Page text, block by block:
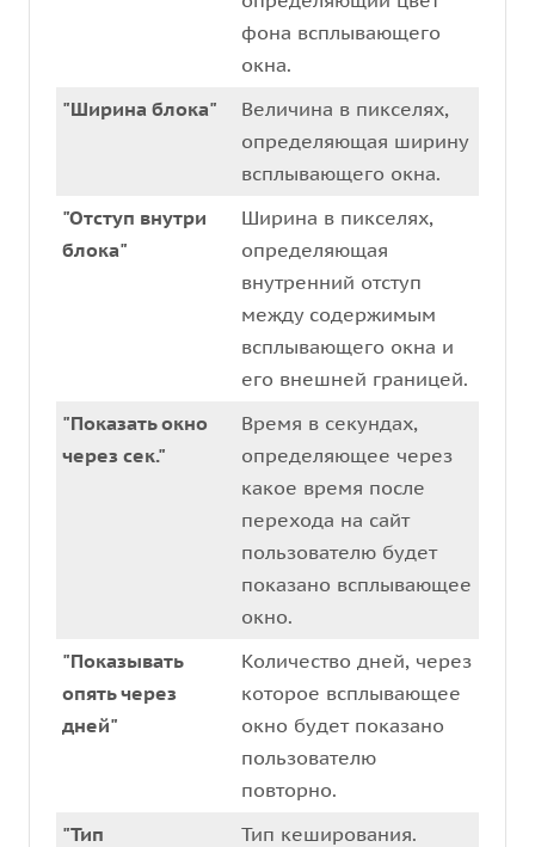
фона всплывающего
окна.
"Ширина блока"
Величина в пикселях,
определяющая ширину
всплывающего окна.
"Отступ внутри
блока"
Ширина в пикселях,
определяющая
внутренний отступ
между содержимым
всплывающего окна и
его внешней границей.
"Показать окно
через сек."
Время в секундах,
определяющее через
какое время после
перехода на сайт
пользователю будет
показано всплывающее
окно.
"Показывать
опять через
дней"
Количество дней, через
которое всплывающее
окно будет показано
пользователю
повторно.
"Тип
Тип кеширования.